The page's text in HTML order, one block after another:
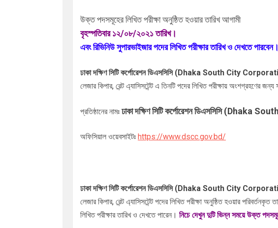
উক্তপদসমূহেরলিখিত পরীক্ষাঅনুষ্ঠিত হওয়ার তারিখআগামী
বৃহস্পতিবার ১২/০৮/২০২১ তারিখ।
এবং রিভিনিউ সুপারভাইজার পদের লিখিত পরীক্ষার তারিখ ও দেখতে পারবেন।
ঢাকা দক্ষিণ সিটি কর্পোরেশন ডিএসসিসি (Dhaka South City
লেজার কিপার, রেন্ট এ্যাসিসটেন্ট এ তিনটি পদের লিখিত পরীক্ষায় অংশগ্রহণের
প্রতিষ্ঠানের নামঃ ঢাকা দক্ষিণ সিটি কর্পোরেশন ডিএসসিসি
অফিসিয়াল ওয়েবসাইটঃ https://www.dscc.gov.bd/
ঢাকা দক্ষিণ সিটি কর্পোরেশন ডিএসসিসি (Dhaka South City
লেজার কিপার, রেন্ট এ্যাসিসটেন্ট পদের লিখিত পরীক্ষা অনুষ্ঠিত হওয়ার পরিবর্তনকৃত
লিখিত পরীক্ষার তারিখ ও দেখতে পারেন। নিচে দেখুনদুটি ভিন্ন সময়ে উক্ত